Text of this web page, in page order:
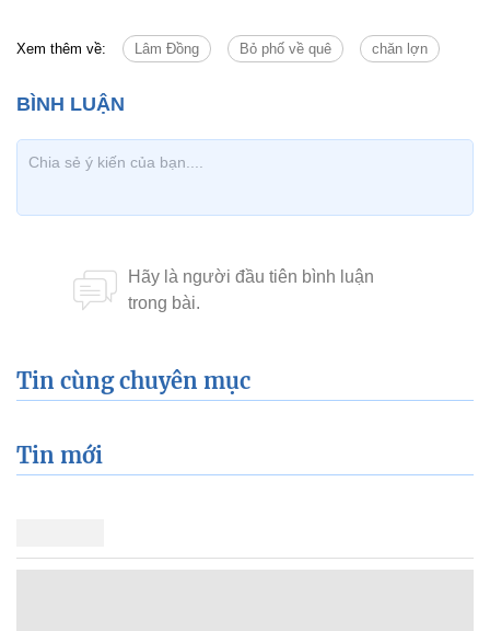
Xem thêm về: Lâm Đồng Bỏ phố về quê chăn lợn
Tin cùng chuyên mục
Tin mới